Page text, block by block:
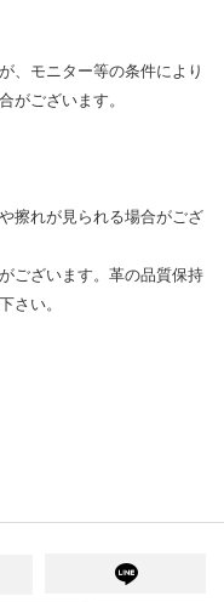
、モニター等の条件により
がございます。
擦れが見られる場合がござ
ございます。革の品質保持
さい。